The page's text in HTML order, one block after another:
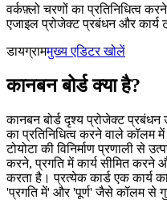
वर्कफ़्लो चरणों का प्रतिनिधित्व
एजाइल प्रोजेक्ट प्रबंधन और कार्य
डायग्राममुख्य एडिटर खोलें
कानबन बोर्ड क्या है?
कानबन बोर्ड दृश्य प्रोजेक्ट
का प्रतिनिधित्व करने वाले कॉलम
टोयोटा की विनिर्माण प्रणाली से
करने, प्रगति में कार्य सीमित करने
करता है। प्रत्येक कार्ड एक कार्य
'प्रगति में' और 'पूर्ण' जैसे कॉलम से